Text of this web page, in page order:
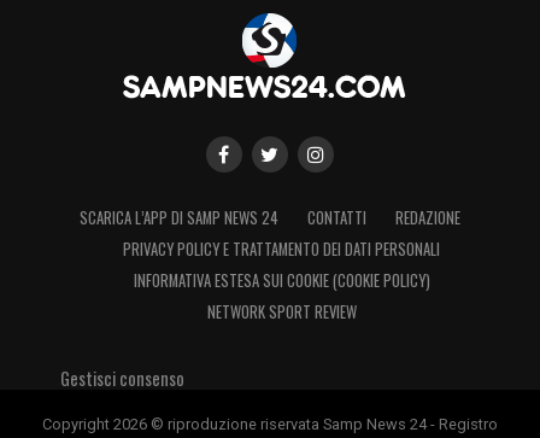
SCARICA L’APP DI SAMP NEWS 24 CONTATTI
REDAZIONE
PRIVACY POLICY E TRATTAMENTO DEI DATI PERSONALI
INFORMATIVA ESTESA SUI COOKIE (COOKIE POLICY)
NETWORK SPORT REVIEW
Gestisci consenso
Copyright 2026 © riproduzione riservata Samp News 24 - Registro